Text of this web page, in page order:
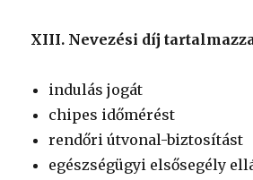
XIII. Nevezési díj
indulás jogát
chipes időmérést
rendőri útvonal-biztosítást
egészségügyi elsősegély